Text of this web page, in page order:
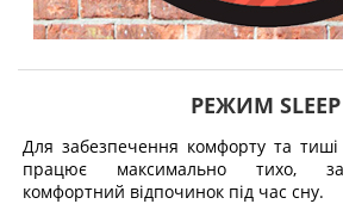
РЕЖИМ SLEEP
Для забезпечення комфорту та тиші
працює максимально тихо,
комфортний відпочинок під час сну.